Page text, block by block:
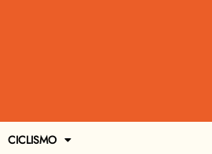
CICLISMO